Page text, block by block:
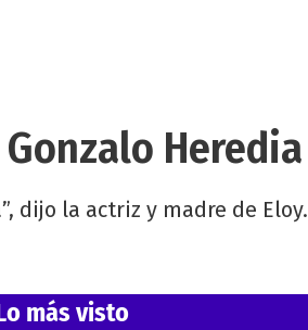
Heredia
dijo la actriz y madre de Eloy.
más visto